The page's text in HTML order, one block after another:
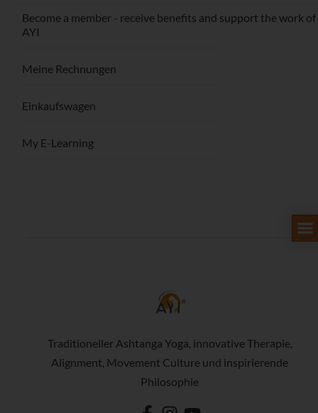
Become a member - receive benefits and support the work of
AYI
Meine Rechnungen
Einkaufswagen
My E-Learning
Traditioneller Ashtanga Yoga, innovative Therapie,
Alignment, Movement Culture und inspirierende
Philosophie